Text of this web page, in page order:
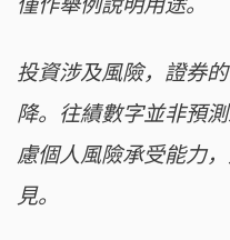
僅作舉例說明用途。
投資涉及風險，證券
降。往績數字並非預
慮個人風險承受能力
見。